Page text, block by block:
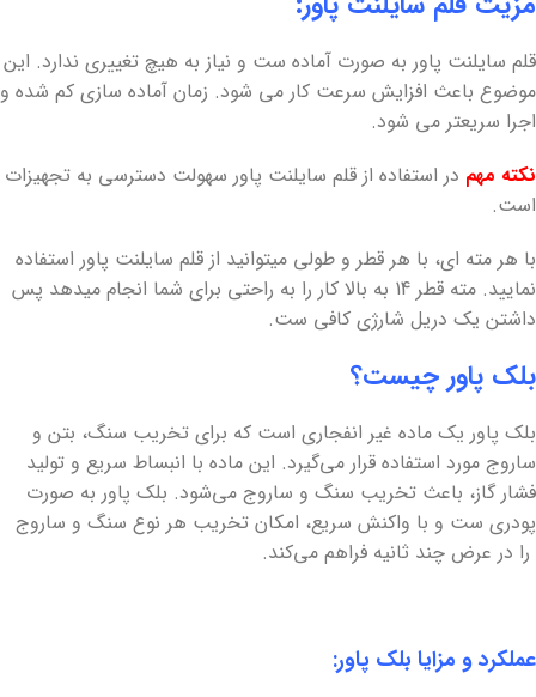
قلم سایلنت پاور به صورت آماده ست و نیاز به هیچ تغییری ندارد. این
موضوع باعث افزایش سرعت کار می شود. زمان آماده سازی کم شده و
اجرا سریعتر می شود.
نکته مهم در استفاده از قلم سایلنت پاور سهولت دسترسی به تجهیزات
است.
با هر مته ای، با هر قطر و طولی میتوانید از قلم سایلنت پاور استفاده
نمایید. مته قطر 14 به بالا کار را به راحتی برای شما انجام میدهد پس
داشتن یک دریل شارژی کافی ست.
بلک پاور چیست؟
بلک پاور یک ماده غیر انفجاری است که برای تخریب سنگ، بتن و
ساروج مورد استفاده قرار می‌گیرد. این ماده با انبساط سریع و تولید
فشار گاز، باعث تخریب سنگ و ساروج می‌شود. بلک پاور به صورت
پودری ست و با واکنش سریع، امکان تخریب هر نوع سنگ و ساروج
را در عرض چند ثانیه فراهم می‌کند.
عملکرد و مزایا بلک پاور: